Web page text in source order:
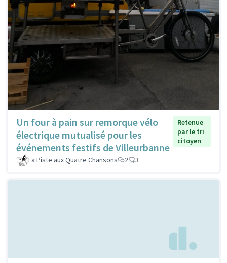
Un four à pain sur remorque vélo
électrique mutualisé pour les
événements festifs de Villeurbanne
Retenue
par le tri
citoyen
La Piste aux Quatre Chansons 2 3